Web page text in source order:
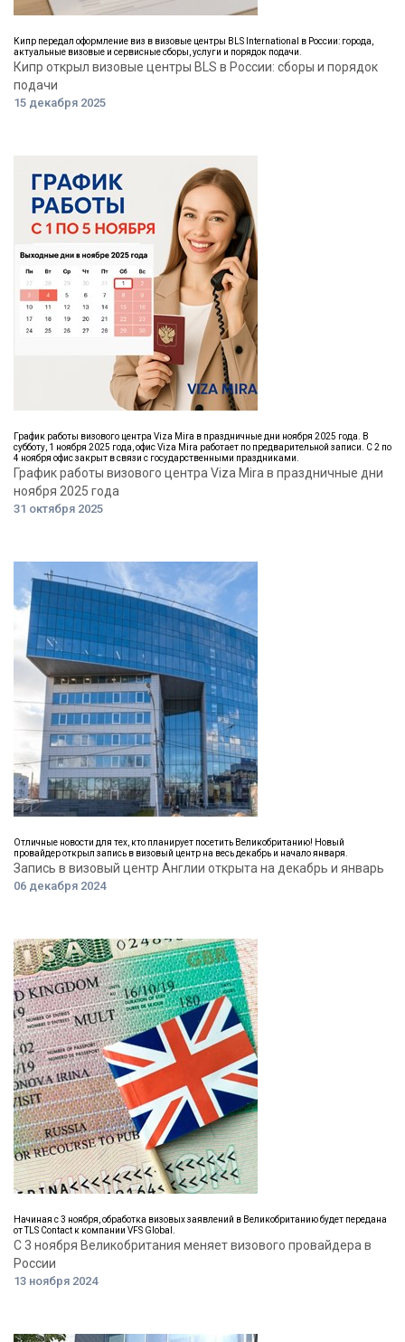
Кипр передал оформление виз в визовые центры BLS International в России: города,
актуальные визовые и сервисные сборы, услуги и порядок подачи.
Кипр открыл визовые центры BLS в России: сборы и порядок
подачи
15 декабря 2025
График работы визового центра Viza Mira в праздничные дни ноября 2025 года. В
субботу, 1 ноября 2025 года, офис Viza Mira работает по предварительной записи. С 2 по
4 ноября офис закрыт в связи с государственными праздниками.
График работы визового центра Viza Mira в праздничные дни
ноября 2025 года
31 октября 2025
Отличные новости для тех, кто планирует посетить Великобританию! Новый
провайдер открыл запись в визовый центр на весь декабрь и начало января.
Запись в визовый центр Англии открыта на декабрь и январь
06 декабря 2024
Начиная с 3 ноября, обработка визовых заявлений в Великобританию будет передана
от TLS Contact к компании VFS Global.
С 3 ноября Великобритания меняет визового провайдера в
России
13 ноября 2024